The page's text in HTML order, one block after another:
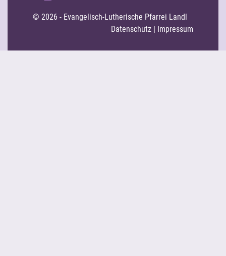
© 2026 - Evangelisch-Lutherische Pfarrei Landl
Datenschutz | Impressum